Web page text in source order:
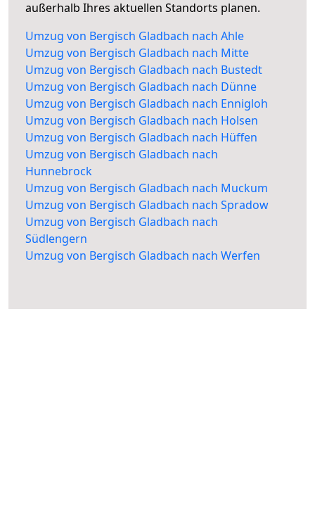
außerhalb Ihres aktuellen Standorts planen.
Umzug von Bergisch Gladbach nach Ahle
Umzug von Bergisch Gladbach nach Mitte
Umzug von Bergisch Gladbach nach Bustedt
Umzug von Bergisch Gladbach nach Dünne
Umzug von Bergisch Gladbach nach Ennigloh
Umzug von Bergisch Gladbach nach Holsen
Umzug von Bergisch Gladbach nach Hüffen
Umzug von Bergisch Gladbach nach
Hunnebrock
Umzug von Bergisch Gladbach nach Muckum
Umzug von Bergisch Gladbach nach Spradow
Umzug von Bergisch Gladbach nach
Südlengern
Umzug von Bergisch Gladbach nach Werfen